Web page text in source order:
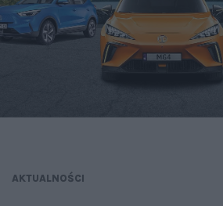
AKTUALNOŚCI